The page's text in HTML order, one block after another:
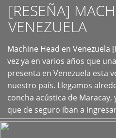
[RESEÑA]
VENEZUELA
Machine Head en Venezuela
vez ya en varios años que
presenta en Venezuela esta
nuestro país. Llegamos
concha acústica de Maracay,
que de seguro iban a